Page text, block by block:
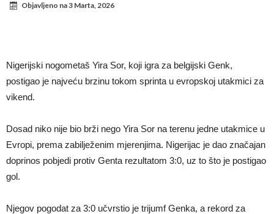
Objavljeno na3 Marta, 2026
Nigerijski nogometaš Yira Sor, koji igra za belgijski Genk,
postigao je najveću brzinu tokom sprinta u evropskoj utakmici za
vikend.
Dosad niko nije bio brži nego Yira Sor na terenu jedne utakmice u
Evropi, prema zabilježenim mjerenjima. Nigerijac je dao značajan
doprinos pobjedi protiv Genta rezultatom 3:0, uz to što je postigao
gol.
Njegov pogodat za 3:0 učvrstio je trijumf Genka, a rekord za